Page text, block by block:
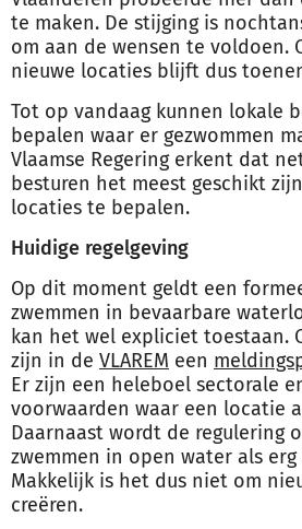
te maken. De stijging is
om aan de wensen te voldoen.
nieuwe locaties blijft dus
Tot op vandaag kunnen lokale
bepalen waar er gezwommen
Vlaamse Regering erkent dat
besturen het meest geschikt
locaties te bepalen.
Huidige regelgeving
Op dit moment geldt een
zwemmen in bevaarbare
kan het wel expliciet toestaan.
zijn in de VLAREM een
Er zijn een heleboel sectorale
voorwaarden waar een locatie
Daarnaast wordt de regulering
zwemmen in open water als
Makkelijk is het dus niet om
creëren.